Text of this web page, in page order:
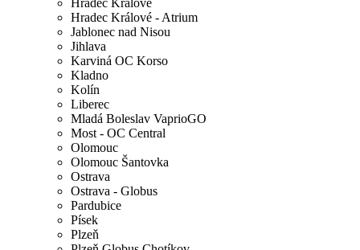
Hradec Králové
Hradec Králové - Atrium
Jablonec nad Nisou
Jihlava
Karviná OC Korso
Kladno
Kolín
Liberec
Mladá Boleslav VaprioGO
Most - OC Central
Olomouc
Olomouc Šantovka
Ostrava
Ostrava - Globus
Pardubice
Písek
Plzeň